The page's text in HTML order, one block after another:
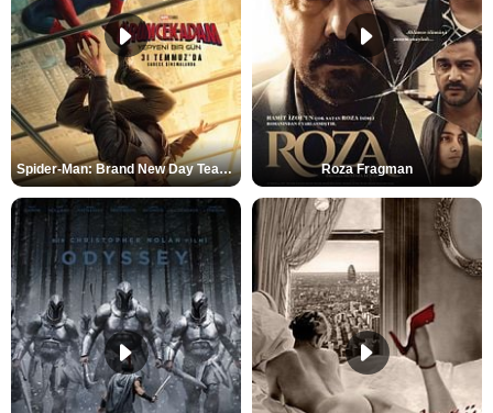
Spider-Man: Brand New Day Teaser Roza Fragman